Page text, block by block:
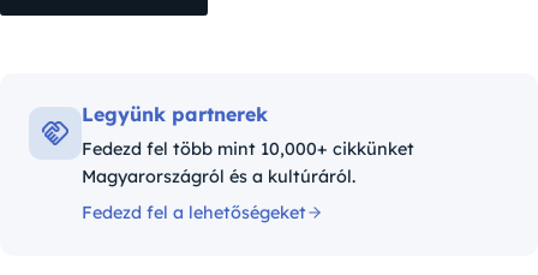
Legyünk partnerek
Fedezd fel több mint 10,000+ cikkünket
Magyarországról és a kultúráról.
Fedezd fel a lehetőségeket